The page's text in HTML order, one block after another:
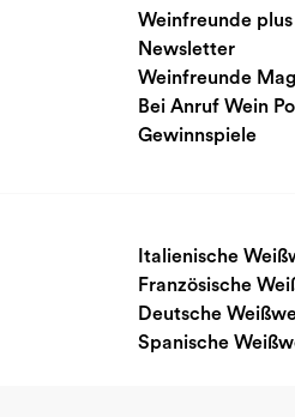
Weinfreunde plus
Newsletter
Weinfreunde
Bei Anruf Wein
Gewinnspiele
Italienische
Französische
Deutsche
Spanische